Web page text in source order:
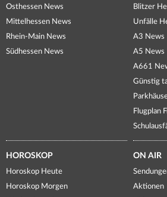
Osthessen News
Mittelhessen News
Rhein-Main News
Südhessen News
Blitzer
Unfälle
A3 News
A5 News
A661
Günstig
Flugplan
HOROSKOP
Horoskop Heute
Horoskop Morgen
ON AIR
Aktionen